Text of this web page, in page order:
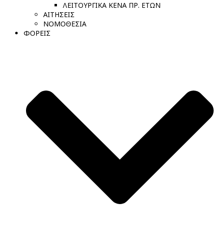
ΛΕΙΤΟΥΡΓΙΚΑ ΚΕΝΑ ΠΡ. ΕΤΩΝ
ΑΙΤΗΣΕΙΣ
ΝΟΜΟΘΕΣΙΑ
ΦΟΡΕΙΣ